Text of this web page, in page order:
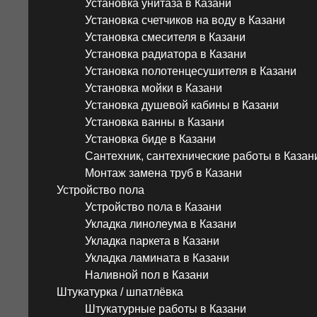
Установка унитаза в Казани
Установка счетчиков на воду в Казани
Установка смесителя в Казани
Установка радиатора в Казани
Установка полотенцесушителя в Казани
Установка мойки в Казани
Установка душевой кабины в Казани
Установка ванны в Казани
Установка биде в Казани
Сантехник, сантехнические работы в
Монтаж замена труб в Казани
Устройство пола
Устройство пола в Казани
Укладка линолеума в Казани
Укладка паркета в Казани
Укладка ламината в Казани
Наливной пол в Казани
Штукатурка / шпатлёвка
Штукатурные работы в Казани